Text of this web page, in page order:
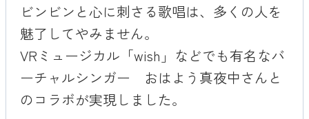
ビンビンと心に刺さる歌唱は、多くの人を
魅了してやみません。
VRミュージカル「wish」などでも有名なバ
ーチャルシンガー おはよう真夜中さんと
のコラボが実現しました。